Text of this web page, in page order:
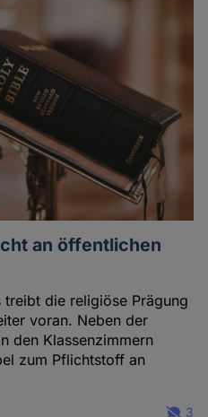
an öffentlichen
treibt die religiöse Prägung
voran. Neben der
den Klassenzimmern
zum Pflichtstoff an
3